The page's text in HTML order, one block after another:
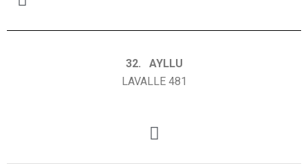
32. AYLLU
LAVALLE 481